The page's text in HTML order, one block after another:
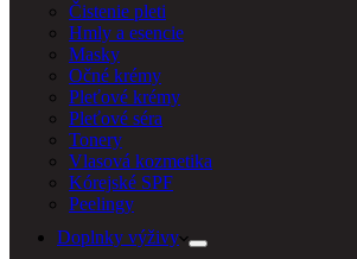
Čistenie pleti
Hmly a esencie
Masky
Očné krémy
Pleťové krémy
Pleťové séra
Tonery
Vlasová kozmetika
Kórejské SPF
Peelingy
Doplnky výživy